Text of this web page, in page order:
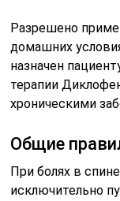
Разрешено
домашних
назначен
терапии
хроническими
Общие
При болях в
исключительно